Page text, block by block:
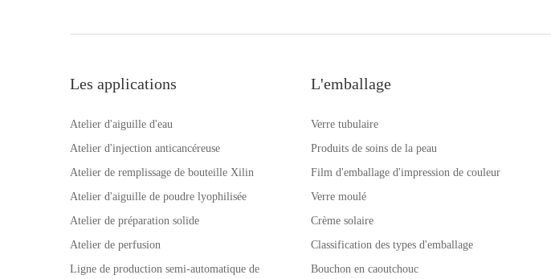
Les applications
Atelier d'aiguille d'eau
Atelier d'injection anticancéreuse
Atelier de remplissage de bouteille Xilin
Atelier d'aiguille de poudre lyophilisée
Atelier de préparation solide
Atelier de perfusion
Ligne de production semi-automatique de
L'emballage
Verre tubulaire
Produits de soins de la peau
Film d'emballage d'impression de couleur
Verre moulé
Crème solaire
Classification des types d'emballage
Bouchon en caoutchouc